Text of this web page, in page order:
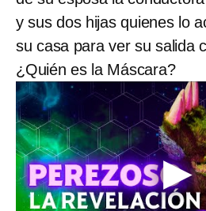
y sus dos hijas quienes lo
su casa para ver su salida
¿Quién es la Máscara?